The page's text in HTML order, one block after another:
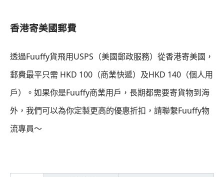
香港寄美國郵費
透過Fuuffy貨飛用USPS（美國郵政服務）從香港寄美國，
郵費最平只需 HKD 100（商業快遞）及HKD 140（個人用
戶）。如果你是Fuuffy商業用戶，長期都需要寄貨物到海
外，我們可以為你定製更高的優惠折扣，請聯繫Fuuffy物
流專員～